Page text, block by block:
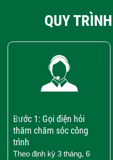
QUY
Bước 1: Gọi điện hỏi
thăm chăm sóc công
trình
Theo định kỳ 3 tháng, 6
‹